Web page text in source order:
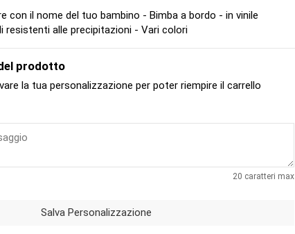
con il nome del tuo bambino - Bimba a bordo - in vinile
resistenti alle precipitazioni - Vari colori
prodotto
la tua personalizzazione per poter riempire il carrello
20 caratteri max
Salva Personalizzazione